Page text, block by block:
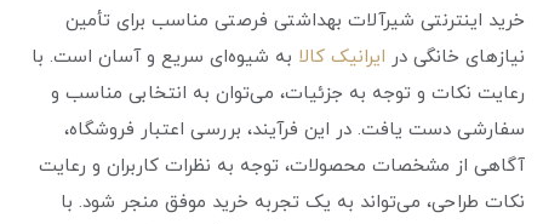
خرید اینترنتی شیرآلات بهداشتی فرصتی مناسب برای تأمین
نیازهای خانگی در ایرانیک کالا به شیوه‌ای سریع و آسان است. با
رعایت نکات و توجه به جزئیات، می‌توان به انتخابی مناسب و
سفارشی دست یافت. در این فرآیند، بررسی اعتبار فروشگاه،
آگاهی از مشخصات محصولات، توجه به نظرات کاربران و رعایت
نکات طراحی، می‌تواند به یک تجربه خرید موفق منجر شود. با